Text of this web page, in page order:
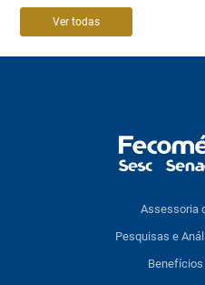
Ver todas
Assessoria
Pesquisas e
Benefícios